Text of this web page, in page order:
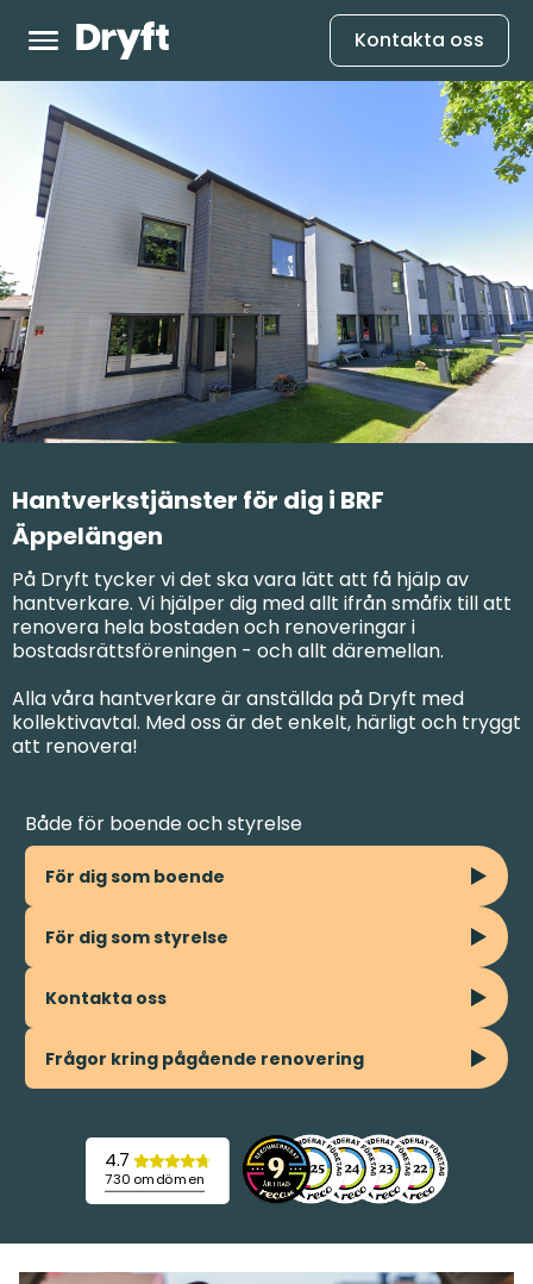
Kontakta oss
Hantverkstjänster för dig i BRF
Äppelängen
På Dryft tycker vi det ska vara lätt att få hjälp av
hantverkare. Vi hjälper dig med allt ifrån småfix till att
renovera hela bostaden och renoveringar i
bostadsrättsföreningen - och allt däremellan.
Alla våra hantverkare är anställda på Dryft med
kollektivavtal. Med oss är det enkelt, härligt och tryggt
att renovera!
Både för boende och styrelse
För dig som boende
För dig som styrelse
Kontakta oss
Frågor kring pågående renovering
4.7
730 omdömen